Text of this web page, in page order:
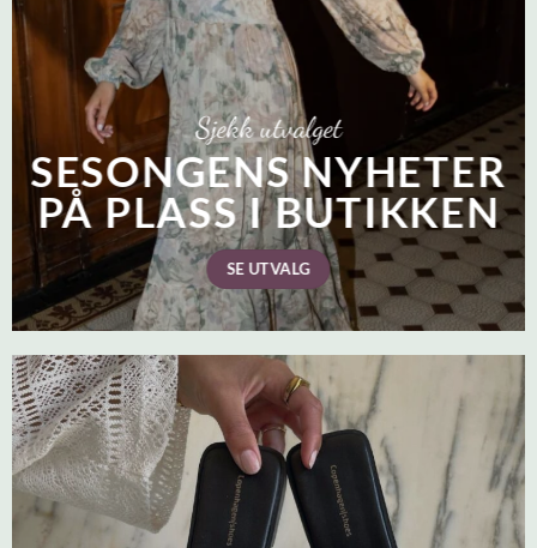
Sjekk utvalget
SESONGENS NYHETER
PÅ PLASS I BUTIKKEN
SE UTVALG